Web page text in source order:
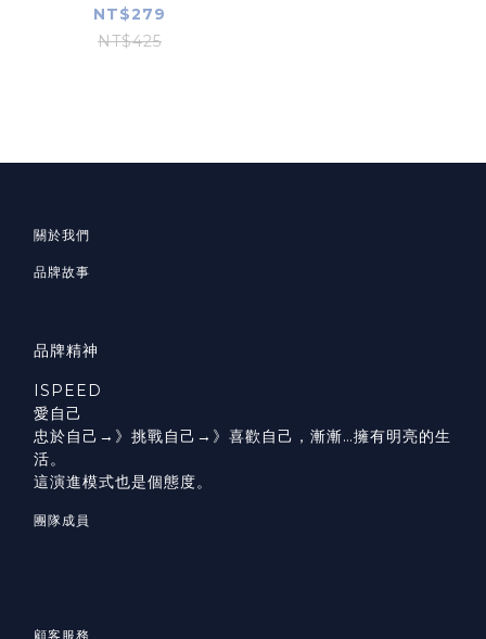
NT$279
NT$425
關於我們
品牌故事
品牌精神
ISPEED
愛自己
忠於自己→》挑戰自己→》喜歡自己，漸漸…擁有明亮的生
活。
這演進模式也是個態度。
團隊成員
顧客服務